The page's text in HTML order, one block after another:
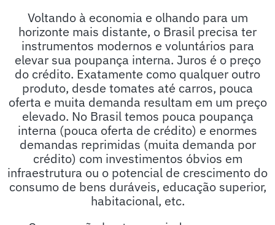
Voltando à economia e olhando para um
horizonte mais distante, o Brasil precisa ter
instrumentos modernos e voluntários para
elevar sua poupança interna. Juros é o preço
do crédito. Exatamente como qualquer outro
produto, desde tomates até carros, pouca
oferta e muita demanda resultam em um preço
elevado. No Brasil temos pouca poupança
interna (pouca oferta de crédito) e enormes
demandas reprimidas (muita demanda por
crédito) com investimentos óbvios em
infraestrutura ou o potencial de crescimento do
consumo de bens duráveis, educação superior,
habitacional, etc.